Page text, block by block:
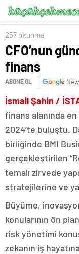
257 okunma
CFO’nun
finans
ABONE OL
İsmail Şahin /
finans alanında en
2024’te buluştu.
birliğinde BMI
gerçekleştirilen
temalı zirvede
stratejilerine ve
Büyüme,
konularının ön
risk yönetimi
zekanın iş
rekabet gücünü